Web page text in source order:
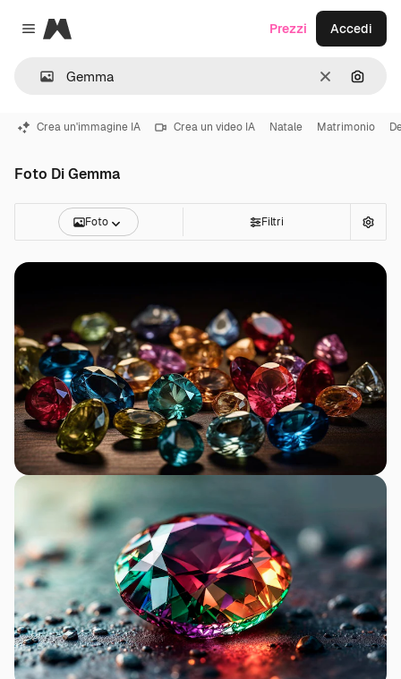
Close menu
Magnific
CancellaCerca
Prezzi Accedi
Crea un'immagine IA Crea un video IA Natale Matrimonio
Foto Di Gemma
Foto Filtri